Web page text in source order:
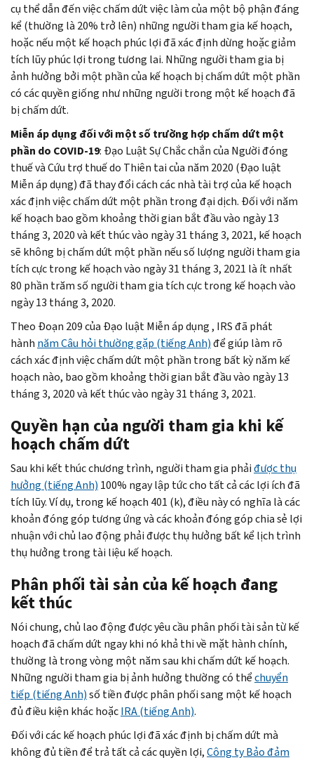
cụ thể dẫn đến việc chấm dứt việc làm của một bộ phận đáng
kể (thường là 20% trở lên) những người tham gia kế hoạch,
hoặc nếu một kế hoạch phúc lợi đã xác định dừng hoặc giảm
tích lũy phúc lợi trong tương lai. Những người tham gia bị
ảnh hưởng bởi một phần của kế hoạch bị chấm dứt một phần
có các quyền giống như những người trong một kế hoạch đã
bị chấm dứt.
Miễn áp dụng đối với một số trường hợp chấm dứt một
phần do COVID-19: Đạo Luật Sự Chắc chắn của Người đóng
thuế và Cứu trợ thuế do Thiên tai của năm 2020 (Đạo luật
Miễn áp dụng) đã thay đổi cách các nhà tài trợ của kế hoạch
xác định việc chấm dứt một phần trong đại dịch. Đối với năm
kế hoạch bao gồm khoảng thời gian bắt đầu vào ngày 13
tháng 3, 2020 và kết thúc vào ngày 31 tháng 3, 2021, kế hoạch
sẽ không bị chấm dứt một phần nếu số lượng người tham gia
tích cực trong kế hoạch vào ngày 31 tháng 3, 2021 là ít nhất
80 phần trăm số người tham gia tích cực trong kế hoạch vào
ngày 13 tháng 3, 2020.
Theo Đoạn 209 của Đạo luật Miễn áp dụng , IRS đã phát
hành năm Câu hỏi thường gặp (tiếng Anh)để giúp làm rõ
cách xác định việc chấm dứt một phần trong bất kỳ năm kế
hoạch nào, bao gồm khoảng thời gian bắt đầu vào ngày 13
tháng 3, 2020 và kết thúc vào ngày 31 tháng 3, 2021.
Quyền hạn của người tham gia khi kế
hoạch chấm dứt
Sau khi kết thúc chương trình, người tham gia phảiđược thụ
hưởng (tiếng Anh) 100% ngay lập tức cho tất cả các lợi ích đã
tích lũy. Ví dụ, trong kế hoạch 401 (k), điều này có nghĩa là các
khoản đóng góp tương ứng và các khoản đóng góp chia sẻ lợi
nhuận với chủ lao động phải được thụ hưởng bất kể lịch trình
thụ hưởng trong tài liệu kế hoạch.
Phân phối tài sản của kế hoạch đang
kết thúc
Nói chung, chủ lao động được yêu cầu phân phối tài sản từ kế
hoạch đã chấm dứt ngay khi nó khả thi về mặt hành chính,
thường là trong vòng một năm sau khi chấm dứt kế hoạch.
Những người tham gia bị ảnh hưởng thường có thểchuyển
tiếp (tiếng Anh)số tiền được phân phối sang một kế hoạch
đủ điều kiện khác hoặcIRA (tiếng Anh).
Đối với các kế hoạch phúc lợi đã xác định bị chấm dứt mà
không đủ tiền để trả tất cả các quyền lợi,Công ty Bảo đảm